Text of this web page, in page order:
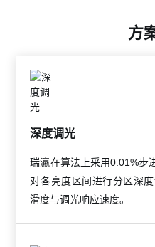
方
深度调光
瑞瀛在算法上采用0.01%步
对各亮度区间进行分区深
滑度与调光响应速度。